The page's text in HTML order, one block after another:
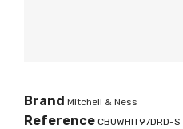
Brand Mitchell & Ness
Reference CBUWHIT97DRD-S